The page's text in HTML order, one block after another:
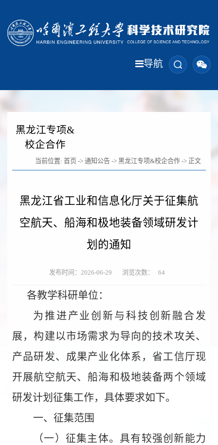
导航
黑龙江专项&
校企合作
当前位置: 首页 -> 通知公告 -> 黑龙江专项&校企合作 -> 正文
黑龙江省工业和信息化厅关于征集航
空航天、船海和极地装备领域研发计
划的通知
发布时间：2026-06-29 浏览次数： 64
各教学科研单位：
为推进产业创新与科技创新融合发
展，构建以市场需求为导向的技术攻关、
产品研发、成果产业化体系，省工信厅现
开展航空航天、船海和极地装备两个领域
研发计划征集工作，具体要求如下。
一、 征集范围
（一）征集主体。具有较强创新能力